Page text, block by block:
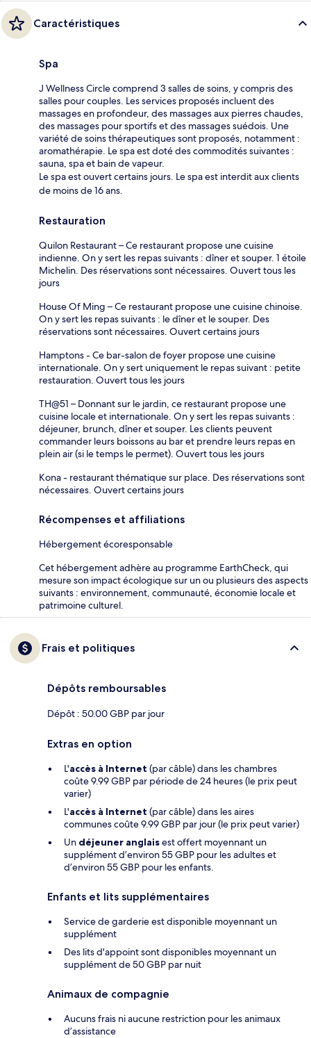
Caractéristiques
Spa
J Wellness Circle comprend 3 salles de soins, y compris des
salles pour couples. Les services proposés incluent des
massages en profondeur, des massages aux pierres chaudes,
des massages pour sportifs et des massages suédois. Une
variété de soins thérapeutiques sont proposés, notamment :
aromathérapie. Le spa est doté des commodités suivantes :
sauna, spa et bain de vapeur.
Le spa est ouvert certains jours. Le spa est interdit aux clients
de moins de 16 ans.
Restauration
Quilon Restaurant – Ce restaurant propose une cuisine
indienne. On y sert les repas suivants : dîner et souper. 1 étoile
Michelin. Des réservations sont nécessaires. Ouvert tous les
jours
House Of Ming – Ce restaurant propose une cuisine chinoise.
On y sert les repas suivants : le dîner et le souper. Des
réservations sont nécessaires. Ouvert certains jours
Hamptons - Ce bar-salon de foyer propose une cuisine
internationale. On y sert uniquement le repas suivant : petite
restauration. Ouvert tous les jours
TH@51 – Donnant sur le jardin, ce restaurant propose une
cuisine locale et internationale. On y sert les repas suivants :
déjeuner, brunch, dîner et souper. Les clients peuvent
commander leurs boissons au bar et prendre leurs repas en
plein air (si le temps le permet). Ouvert tous les jours
Kona - restaurant thématique sur place. Des réservations sont
nécessaires. Ouvert certains jours
Récompenses et affiliations
Hébergement écoresponsable
Cet hébergement adhère au programme EarthCheck, qui
mesure son impact écologique sur un ou plusieurs des aspects
suivants : environnement, communauté, économie locale et
patrimoine culturel.
Frais et politiques
Dépôts remboursables
Dépôt : 50.00 GBP par jour
Extras en option
L'accès à Internet (par câble) dans les chambres
coûte 9.99 GBP par période de 24 heures (le prix peut
varier)
L'accès à Internet (par câble) dans les aires
communes coûte 9.99 GBP par jour (le prix peut varier)
Un déjeuner anglaisest offert moyennant un
supplément d’environ 55 GBP pour les adultes et
d’environ 55 GBP pour les enfants.
Enfants et lits supplémentaires
Service de garderie est disponible moyennant un
supplément
Des lits d'appoint sont disponibles moyennant un
supplément de 50 GBP par nuit
Animaux de compagnie
Aucuns frais ni aucune restriction pour les animaux
d’assistance